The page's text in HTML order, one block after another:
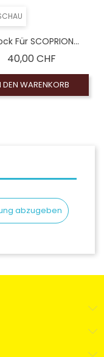
Für SCOPRION...
40,00 CHFPreis
DEN WARENKORB
abzugeben